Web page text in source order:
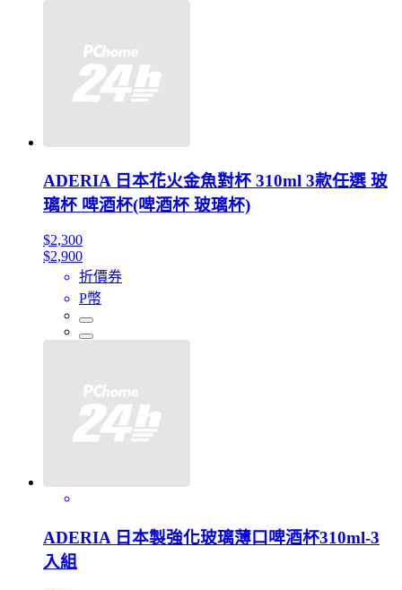
ADERIA 日本花火金魚對杯 310ml 3款任選 玻
璃杯 啤酒杯(啤酒杯 玻璃杯)
$2,300
$2,900
折價券
P幣
ADERIA 日本製強化玻璃薄口啤酒杯310ml-3
入組